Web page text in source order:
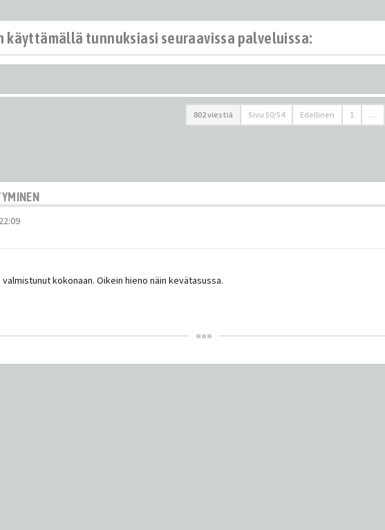
käyttämällä tunnuksiasi seuraavissa palveluissa:
802 viestiä Sivu 50/54 Edellinen 1 …
kokonaan. Oikein hieno näin kevätasussa.